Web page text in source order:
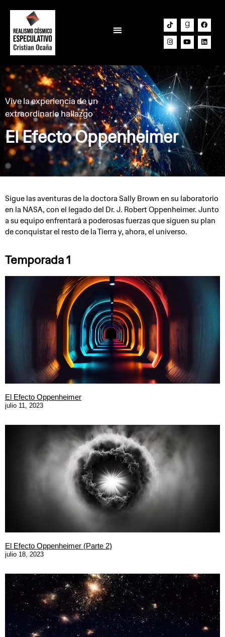
Vive la experiencia de un
extraordinario hallazgo
El Efecto Oppenheimer
Sigue las aventuras de la doctora Sally Brown en su laboratorio
en la NASA, con el legado del Dr. J. Robert Oppenheimer. Junto
a su equipo enfrentará a poderosas fuerzas que siguen su plan
de conquistar el resto de la Tierra y, ahora, el universo.
Temporada 1
El Efecto Oppenheimer
julio 11, 2023
El Efecto Oppenheimer (Parte 2)
julio 18, 2023